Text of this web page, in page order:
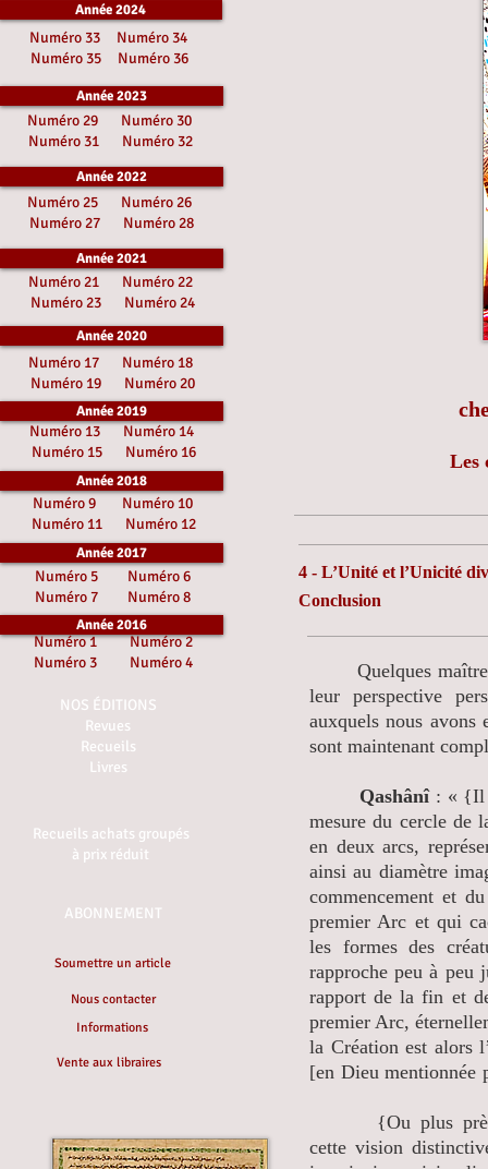
Les
4 - L’Unité et l’Unicité
Conclusion
Quelques maîtres
leur perspective
auxquels nous avons
sont maintenant
Qashânî : « {Il
mesure du cercle de
en deux arcs,
ainsi au diamètre
commencement et
premier Arc et qui
les formes des
rapproche peu à peu
rapport de la fin et
premier Arc,
la Création est alors
[en Dieu mentionnée
{Ou plus près}
cette vision
Année 2024
Numéro 33
Numéro 34
Numéro 35
Numéro 36
Année 2023
Numéro 29
Numéro 30
Numéro 31
Numéro 32
Année 2022
Numéro 25
Numéro 26
Numéro 27
Numéro 28
Année 2021
Numéro 21
Numéro 22
Numéro 23
Numéro 24
Année 2020
Numéro 17 Numéro 18
Numéro 19 Numéro 20
Année 2019
Numéro 13 Numéro 14
Numéro 15 Numéro 16
Année 2018
Numéro 9 Numéro 10
Numéro 11 Numéro 12
Année 2017
Numéro 5 Numéro 6
Numéro 7 Numéro 8
Année 2016
Numéro 1Numéro 2
Numéro 3 Numéro 4
NOS ÉDITIONS
Revues
Recueils
Livres
Recueils achats groupés
à prix réduit
ABONNEMENT
Soumettre un article
Nous contacter
Informations
Vente aux libraires